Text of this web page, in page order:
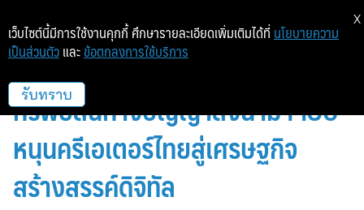
LINE ประเทศไทย จับมือกรม
ทรัพย์สินทางปัญญาลงนาม MOU
หนุนครีเอเตอร์ไทยสู่เศรษฐกิจ
สร้างสรรค์ดิจิทัล
เว็บไซต์นี้มีการใช้งานคุกกี้ ศึกษารายละเอียดเพิ่มเติมได้ที่ นโยบายความ
เป็นส่วนตัว และ ข้อตกลงการใช้บริการ
รับทราบ
X